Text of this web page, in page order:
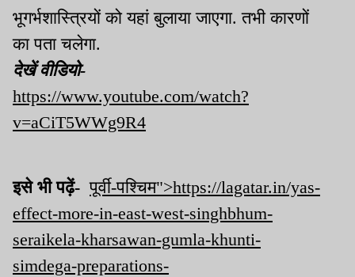
भूगर्भशास्त्रियों को यहां बुलाया जाएगा. तभी कारणों
का पता चलेगा.
देखें वीडियो-
https://www.youtube.com/watch?
v=aCiT5WWg9R4
इसे भी पढ़ें- पूर्वी-पश्चिम">https://lagatar.in/yas-
effect-more-in-east-west-singhbhum-
seraikela-kharsawan-gumla-khunti-
simdega-preparations-